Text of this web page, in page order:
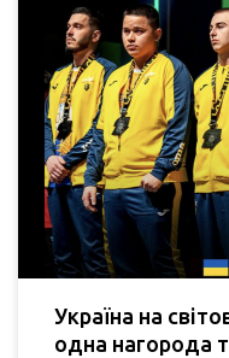
Україна на
одна нагорода